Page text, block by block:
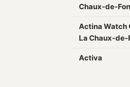
Chaux-de-
Actina Watch
La Chaux-de-
Activa